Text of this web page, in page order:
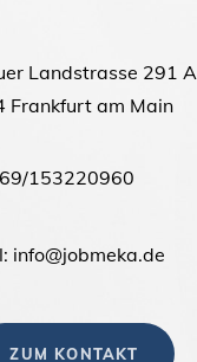
Landstrasse 291 A
Frankfurt am Main
153220960
info@jobmeka.de
ZUM KONTAKT